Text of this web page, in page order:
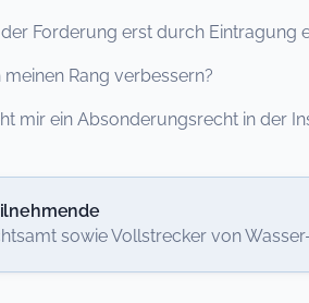
erst durch Eintragung
Rang verbessern?
ein Absonderungsrecht in der
sowie Vollstrecker von